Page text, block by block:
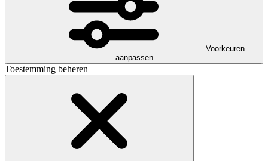
Voorkeuren
aanpassen
Toestemming beheren